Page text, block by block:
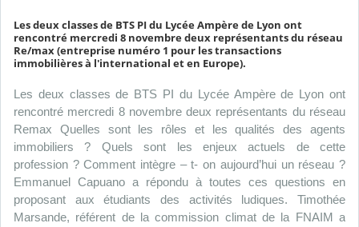
Les deux classes de BTS PI du Lycée Ampère de Lyon ont
rencontré mercredi 8 novembre deux représentants du réseau
Re/max (entreprise numéro 1 pour les transactions
immobilières à l'international et en Europe).
Les deux classes de BTS PI du Lycée Ampère de Lyon ont
rencontré mercredi 8 novembre deux représentants du réseau
Remax Quelles sont les rôles et les qualités des agents
immobiliers ? Quels sont les enjeux actuels de cette
profession ? Comment intègre – t- on aujourd’hui un réseau ?
Emmanuel Capuano a répondu à toutes ces questions en
proposant aux étudiants des activités ludiques. Timothée
Marsande, référent de la commission climat de la FNAIM a